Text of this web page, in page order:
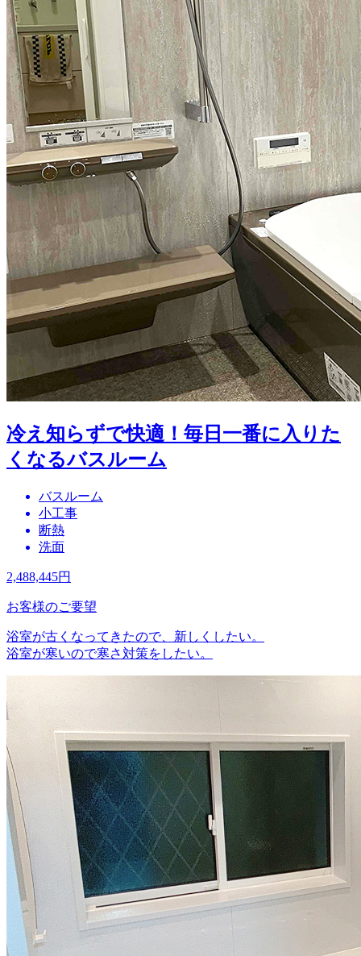
冷え知らずで快適！毎日一番に入りた
くなるバスルーム
バスルーム
小工事
断熱
洗面
2,488,445円
お客様のご要望
浴室が古くなってきたので、新しくしたい。
浴室が寒いので寒さ対策をしたい。